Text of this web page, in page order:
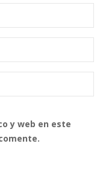
y web en este